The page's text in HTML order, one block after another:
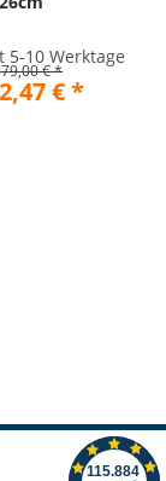
5-10 Werktage
€ *
€ *